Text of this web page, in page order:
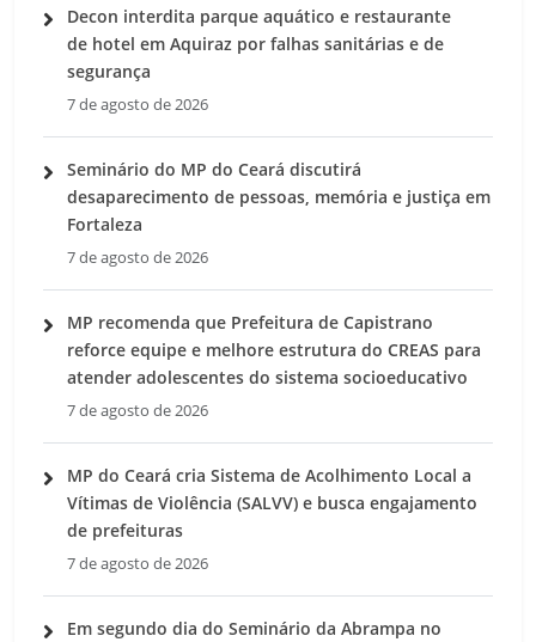
Decon interdita parque aquático e restaurante
de hotel em Aquiraz por falhas sanitárias e de
segurança
7 de agosto de 2026
Seminário do MP do Ceará discutirá
desaparecimento de pessoas, memória e justiça em
Fortaleza
7 de agosto de 2026
MP recomenda que Prefeitura de Capistrano
reforce equipe e melhore estrutura do CREAS para
atender adolescentes do sistema socioeducativo
7 de agosto de 2026
MP do Ceará cria Sistema de Acolhimento Local a
Vítimas de Violência (SALVV) e busca engajamento
de prefeituras
7 de agosto de 2026
Em segundo dia do Seminário da Abrampa no